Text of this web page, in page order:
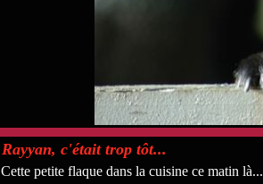
Rayyan, c'était trop tôt...
Cette petite flaque dans la cuisine ce matin